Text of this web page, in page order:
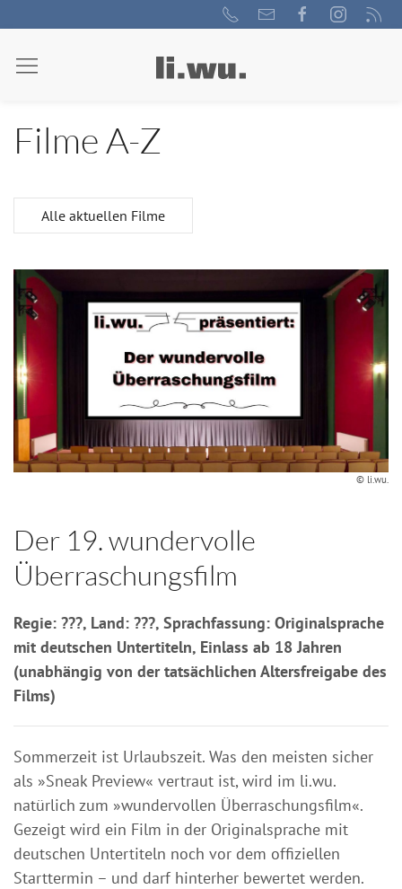
Filme A-Z
Alle aktuellen Filme
© li.wu.
Der 19. wundervolle
Überraschungsfilm
Regie: ???, Land: ???, Sprachfassung: Originalsprache
mit deutschen Untertiteln, Einlass ab 18 Jahren
(unabhängig von der tatsächlichen Altersfreigabe des
Films)
Sommerzeit ist Urlaubszeit. Was den meisten sicher
als »Sneak Preview« vertraut ist, wird im li.wu.
natürlich zum »wundervollen Überraschungsfilm«.
Gezeigt wird ein Film in der Originalsprache mit
deutschen Untertiteln noch vor dem offiziellen
Starttermin – und darf hinterher bewertet werden.